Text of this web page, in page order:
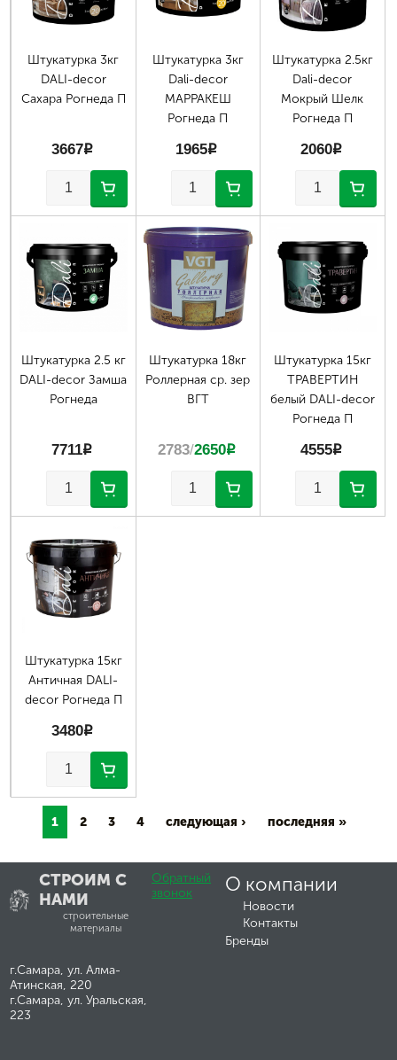
Штукатурка 3кг
DALI-decor
Сахара Рогнеда П
3667p
Штукатурка 3кг
Dali-decor
МАРРАКЕШ
Рогнеда П
1965p
Штукатурка 2.5кг
Dali-decor
Мокрый Шелк
Рогнеда П
2060p
Штукатурка 2.5 кг
DALI-decor Замша
Рогнеда
7711p
Штукатурка 18кг
Роллерная ср. зер
ВГТ
2783/2650p
Штукатурка 15кг
ТРАВЕРТИН
белый DALI-decor
Рогнеда П
4555p
Штукатурка 15кг
Античная DALI-
decor Рогнеда П
3480p
1 2 3 4 следующая › последняя »
СТРОИМ С
НАМИ
строительные
материалы
г.Самара, ул. Алма-
Атинская, 220
г.Самара, ул. Уральская,
223
Обратный
звонок
О компании
Новости
Контакты
Бренды